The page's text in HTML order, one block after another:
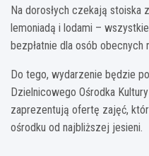
Na dorosłych czekają stoiska
lemoniadą i lodami –
bezpłatnie dla osób obecnych
Do tego, wydarzenie będzie
Dzielnicowego Ośrodka
zaprezentują ofertę zajęć,
ośrodku od najbliższej jesieni.